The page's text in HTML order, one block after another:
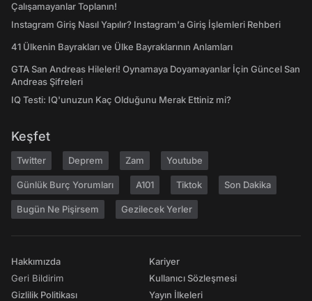
Çalışamayanlar Toplanın!
Instagram Giriş Nasıl Yapılır? Instagram'a Giriş İşlemleri Rehberi
41 Ülkenin Bayrakları ve Ülke Bayraklarının Anlamları
GTA San Andreas Hileleri! Oynamaya Doyamayanlar İçin Güncel San
Andreas Şifreleri
IQ Testi: IQ'unuzun Kaç Olduğunu Merak Ettiniz mi?
Keşfet
Twitter Deprem Zam Youtube
Günlük Burç Yorumları A101 Tiktok Son Dakika
Bugün Ne Pişirsem Gezilecek Yerler
Hakkımızda
Geri Bildirim
Gizlilik Politikası
Kariyer
Kullanıcı Sözleşmesi
Yayın İlkeleri